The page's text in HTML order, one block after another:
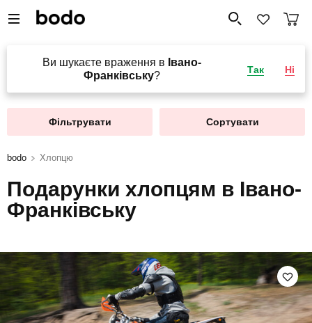
Ви шукаєте враження в Івано-
Франківську?
Так Ні
Фільтрувати Сортувати
bodo Хлопцю
Подарунки хлопцям в Івано-
Франківську